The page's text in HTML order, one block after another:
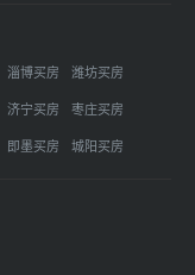
淄博买房 潍坊买房
济宁买房 枣庄买房
即墨买房 城阳买房